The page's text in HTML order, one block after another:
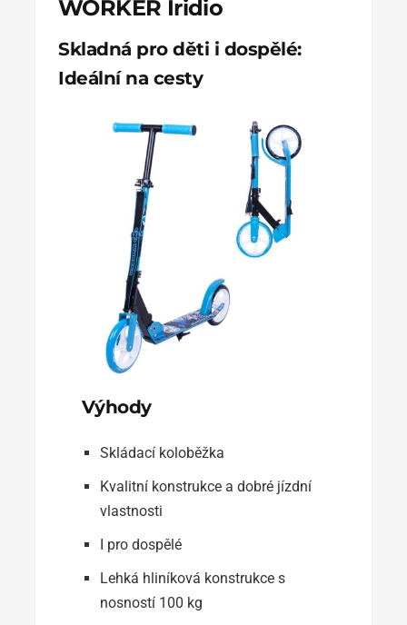
WORKER Iridio
Skladná pro děti i dospělé:
Ideální na cesty
Výhody
Skládací koloběžka
Kvalitní konstrukce a dobré jízdní
vlastnosti
I pro dospělé
Lehká hliníková konstrukce s
nosností 100 kg